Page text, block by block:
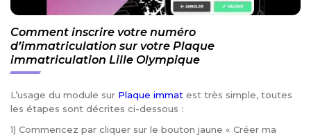
Comment inscrire votre numéro
d’immatriculation sur votre Plaque
immatriculation Lille Olympique
L’usage du module sur Plaque immat est très simple, toutes
les étapes sont décrites ci-dessous :
1) Commencez par cliquer sur le bouton jaune « Créer ma